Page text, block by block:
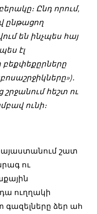
Ընդ որում,
ընթացող
են ինչպես հայ
էլ
հեշտ ու
ունի։
շատ
ու
ուղղակի
գազելները ձեր ահ